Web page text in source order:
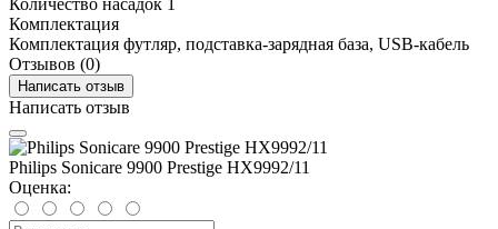
Количество насадок 1
Комплектация
Комплектация футляр, подставка-зарядная база, USB-кабель
Отзывов (0)
Написать отзыв
Написать отзыв
Philips Sonicare 9900 Prestige HX9992/11
Оценка: